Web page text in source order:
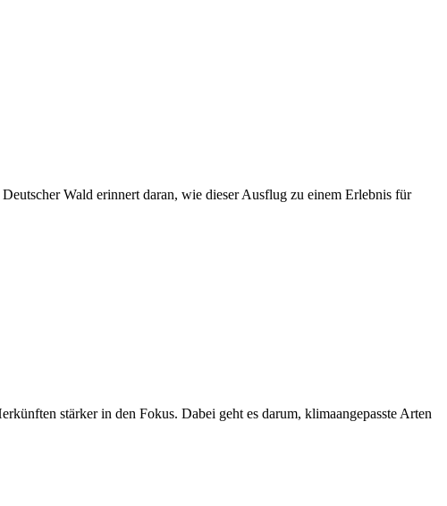
Wald erinnert daran, wie dieser Ausflug zu einem Erlebnis für
stärker in den Fokus. Dabei geht es darum, klimaangepasste Arten